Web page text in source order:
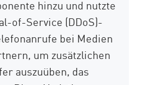
hinzu und nutzte
of-Service (DDoS)-
bei Medien
um zusätzlichen
auszuüben, das